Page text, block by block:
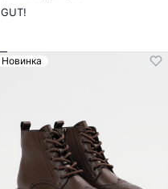
ремешком из натуральной
кожи
GUT!
Новинка